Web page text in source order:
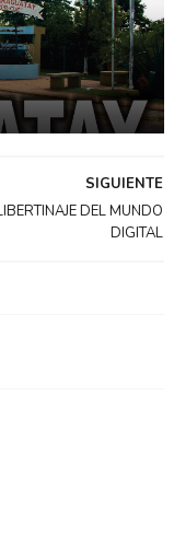
SIGUIENTE
DEL MUNDO
DIGITAL